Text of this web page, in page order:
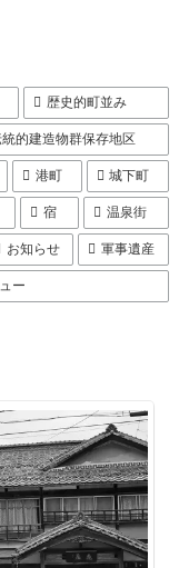
歴史的町並み
的建造物群保存地区
港町 城下町
宿 温泉街
お知らせ 軍事遺産
ー